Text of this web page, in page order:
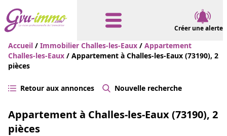
Créer une alerte
Accueil / Immobilier Challes-les-Eaux / Appartement
Challes-les-Eaux / Appartement à Challes-les-Eaux (73190), 2
pièces
Retour aux annonces Nouvelle recherche
Appartement à Challes-les-Eaux (73190), 2
pièces